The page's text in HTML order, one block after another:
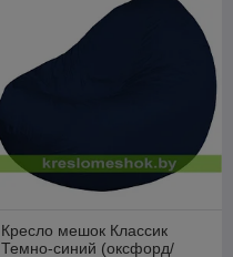
Кресло мешок Классик
Темно-синий (оксфорд/